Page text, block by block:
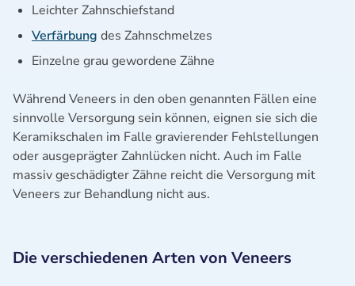
Leichter Zahnschiefstand
Verfärbung des Zahnschmelzes
Einzelne grau gewordene Zähne
Während Veneers in den oben genannten Fällen eine
sinnvolle Versorgung sein können, eignen sie sich die
Keramikschalen im Falle gravierender Fehlstellungen
oder ausgeprägter Zahnlücken nicht. Auch im Falle
massiv geschädigter Zähne reicht die Versorgung mit
Veneers zur Behandlung nicht aus.
Die verschiedenen Arten von Veneers